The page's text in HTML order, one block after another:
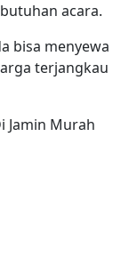
acara.
bisa menyewa
terjangkau